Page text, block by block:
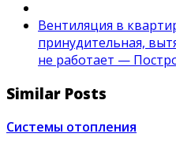
Вентиляция в
принудительная,
не работает —
Similar Posts
Системы отопления